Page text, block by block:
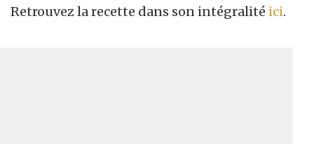
Retrouvez la recette dans son intégralité ici.